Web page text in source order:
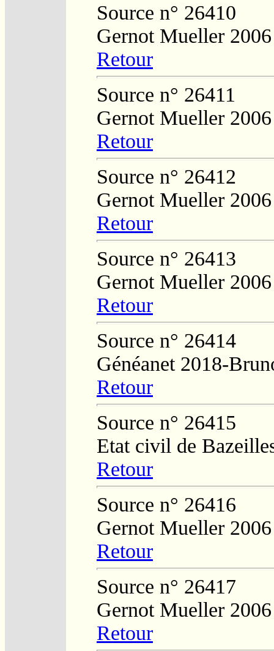
Source n° 26410
Gernot Mueller 2006
Retour
Source n° 26411
Gernot Mueller 2006
Retour
Source n° 26412
Gernot Mueller 2006
Retour
Source n° 26413
Gernot Mueller 2006
Retour
Source n° 26414
Généanet 2018-
Retour
Source n° 26415
Etat civil de
Retour
Source n° 26416
Gernot Mueller 2006
Retour
Source n° 26417
Gernot Mueller 2006
Retour